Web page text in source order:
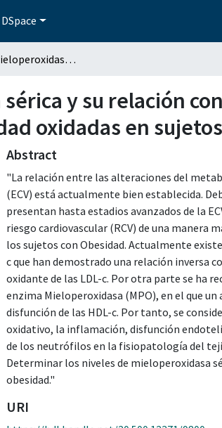
Niveles de mieloperoxidasa sérica y su relación con la concentración de lipoproteínas de baja densidad oxidadas en sujetos con obesidad
y su relación
oxidadas en
Abstract
"La relación entre las alteraciones del
(ECV) está actualmente bien establecida.
presentan hasta estadios avanzados de la
riesgo cardiovascular (RCV) de una manera
los sujetos con Obesidad. Actualmente
c que han demostrado una relación inversa
oxidante de las LDL-c. Por otra parte se ha
enzima Mieloperoxidasa (MPO), en el que
disfunción de las HDL-c. Por tanto, se
oxidativo, la inflamación, disfunción
de los neutrófilos en la fisiopatología del
Determinar los niveles de mieloperoxidasa
obesidad."
URI